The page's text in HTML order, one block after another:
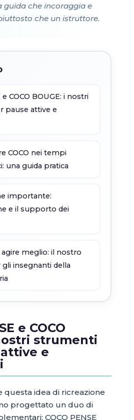
guida che incoraggia e
che un istruttore.
e COCO BOUGE: i nostri
pause attive e
COCO nei tempi
una guida pratica
importante:
e il supporto dei
meglio: il nostro
insegnanti della
e COCO
strumenti
e
questa idea di ricreazione
progettato un duo di
COCO PENSE